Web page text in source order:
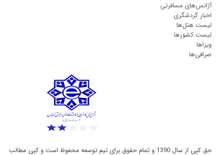
آژانس‌های مسافرتی
اخبار گردشگری
لیست هتل‌ها
لیست کشورها
ویزاها
صرافی‌ها
حق کپی از سال 1390 و تمام حقوق برای تیم توسعه محفوظ است و کپی مطالب